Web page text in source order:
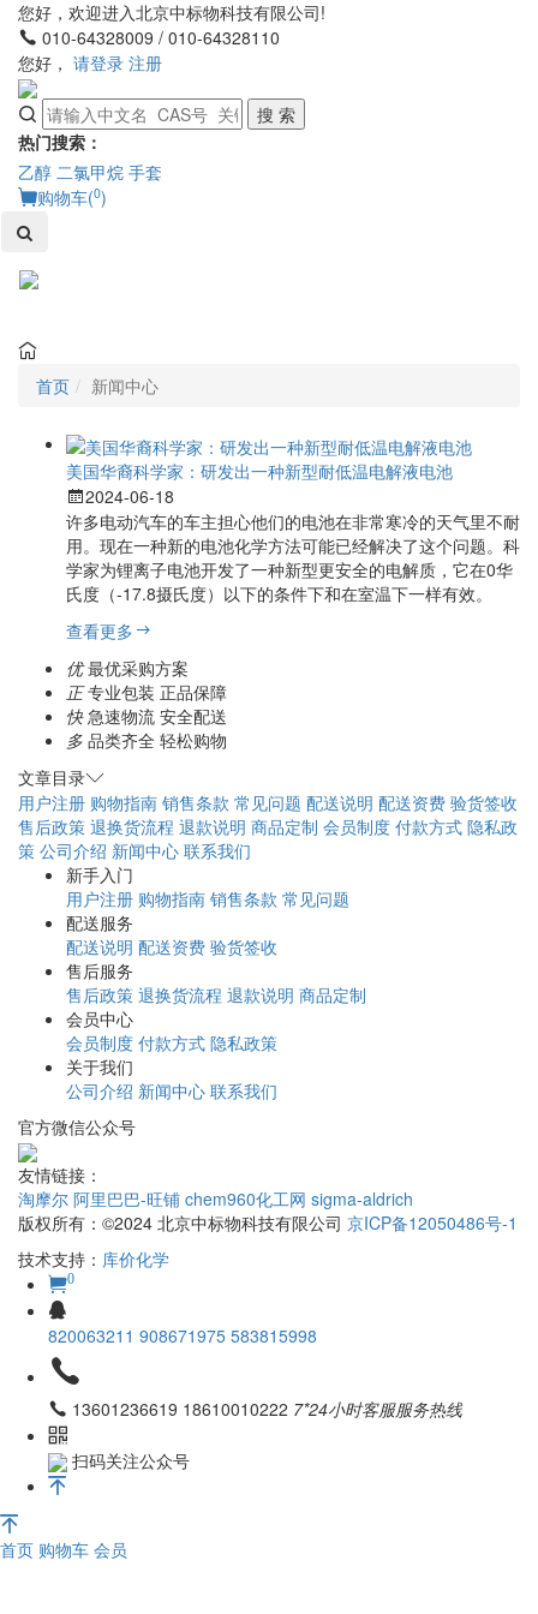
您好，欢迎进入北京中标物科技有限公司!
010-64328009 / 010-64328110
您好， 请登录 注册
搜 索
热门搜索：
乙醇 二氯甲烷 手套
购物车(0)
首页 新闻中心
美国华裔科学家：研发出一种新型耐低温电解液电池
2024-06-18
许多电动汽车的车主担心他们的电池在非常寒冷的天气里不耐
用。现在一种新的电池化学方法可能已经解决了这个问题。科
学家为锂离子电池开发了一种新型更安全的电解质，它在0华
氏度（-17.8摄氏度）以下的条件下和在室温下一样有效。
查看更多
优 最优采购方案
正 专业包装 正品保障
快 急速物流 安全配送
多 品类齐全 轻松购物
文章目录
用户注册 购物指南 销售条款 常见问题 配送说明 配送资费 验货签收
售后政策 退换货流程 退款说明 商品定制 会员制度 付款方式 隐私政
策 公司介绍 新闻中心 联系我们
新手入门
用户注册 购物指南 销售条款 常见问题
配送服务
配送说明 配送资费 验货签收
售后服务
售后政策 退换货流程 退款说明 商品定制
会员中心
会员制度 付款方式 隐私政策
关于我们
公司介绍 新闻中心 联系我们
官方微信公众号
友情链接：
淘摩尔 阿里巴巴-旺铺 chem960化工网 sigma-aldrich
版权所有：©2024 北京中标物科技有限公司 京ICP备12050486号-1
技术支持： 库价化学
0
820063211 908671975 583815998
13601236619 18610010222 7*24小时客服服务热线
扫码关注公众号
首页 购物车 会员